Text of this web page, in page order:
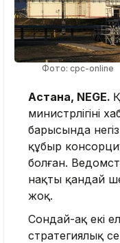
Фото: cpc-online
Астана, NEGE.
министрлігінің
барысында
құбыр
болған.
нақты қандай
жоқ.
Сондай-ақ екі
стратегиялық